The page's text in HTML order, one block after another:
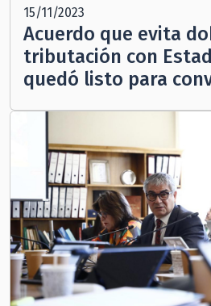
15/11/2023
Acuerdo que evita
tributación con
quedó listo para